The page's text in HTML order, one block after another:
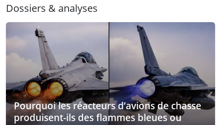
Dossiers & analyses
Pourquoi les réacteurs d’avions de chasse
produisent-ils des flammes bleues ou